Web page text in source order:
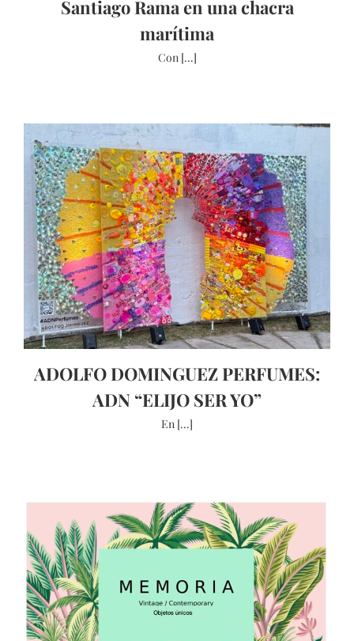
Santiago Rama en una chacra
marítima
Con [...]
ADOLFO DOMINGUEZ PERFUMES:
ADN “ELIJO SER YO”
En [...]